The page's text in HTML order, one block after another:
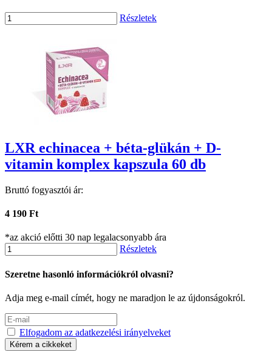
Részletek
LXR echinacea + béta-glükán + D-
vitamin komplex kapszula 60 db
Bruttó fogyasztói ár:
4 190 Ft
*az akció előtti 30 nap legalacsonyabb ára
Részletek
Szeretne hasonló információkról olvasni?
Adja meg e-mail címét, hogy ne maradjon le az újdonságokról.
Elfogadom az adatkezelési irányelveket
Kérem a cikkeket